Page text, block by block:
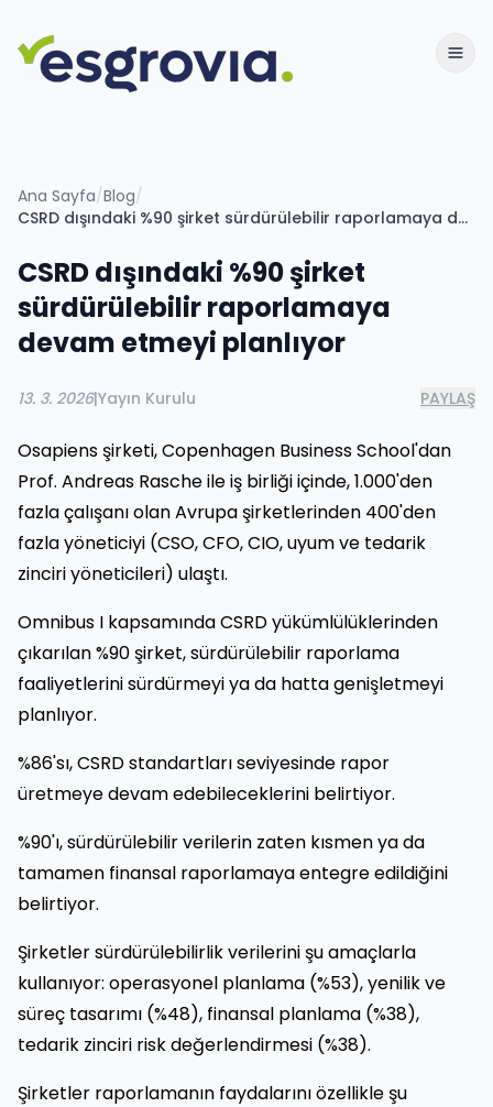
Ana Sayfa/Blog/
CSRD dışındaki %90 şirket sürdürülebilir raporlamaya devam etmeyi planlıyor
CSRD dışındaki %90 şirket
sürdürülebilir raporlamaya
devam etmeyi planlıyor
13. 3. 2026|Yayın Kurulu PAYLAŞ
Osapiens şirketi, Copenhagen Business School'dan
Prof. Andreas Rasche ile iş birliği içinde, 1.000'den
fazla çalışanı olan Avrupa şirketlerinden 400'den
fazla yöneticiyi (CSO, CFO, CIO, uyum ve tedarik
zinciri yöneticileri) ulaştı.
Omnibus I kapsamında CSRD yükümlülüklerinden
çıkarılan %90 şirket, sürdürülebilir raporlama
faaliyetlerini sürdürmeyi ya da hatta genişletmeyi
planlıyor.
%86'sı, CSRD standartları seviyesinde rapor
üretmeye devam edebileceklerini belirtiyor.
%90'ı, sürdürülebilir verilerin zaten kısmen ya da
tamamen finansal raporlamaya entegre edildiğini
belirtiyor.
Şirketler sürdürülebilirlik verilerini şu amaçlarla
kullanıyor: operasyonel planlama (%53), yenilik ve
süreç tasarımı (%48), finansal planlama (%38),
tedarik zinciri risk değerlendirmesi (%38).
Şirketler raporlamanın faydalarını özellikle şu